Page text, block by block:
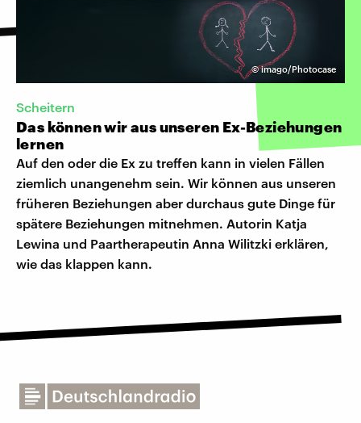
©imago/Photocase
Scheitern
Das können wir aus unseren Ex-Beziehungen
lernen
Auf den oder die Ex zu treffen kann in vielen Fällen
ziemlich unangenehm sein. Wir können aus unseren
früheren Beziehungen aber durchaus gute Dinge für
spätere Beziehungen mitnehmen. Autorin Katja
Lewina und Paartherapeutin Anna Wilitzki erklären,
wie das klappen kann.